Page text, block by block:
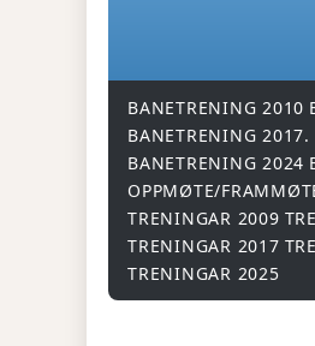
BANETRENING 2010
BANETRENING 2017.
BANETRENING 2024
OPPMØTE/
TRENINGAR 2009
TRENINGAR 2017
TRENINGAR 2025